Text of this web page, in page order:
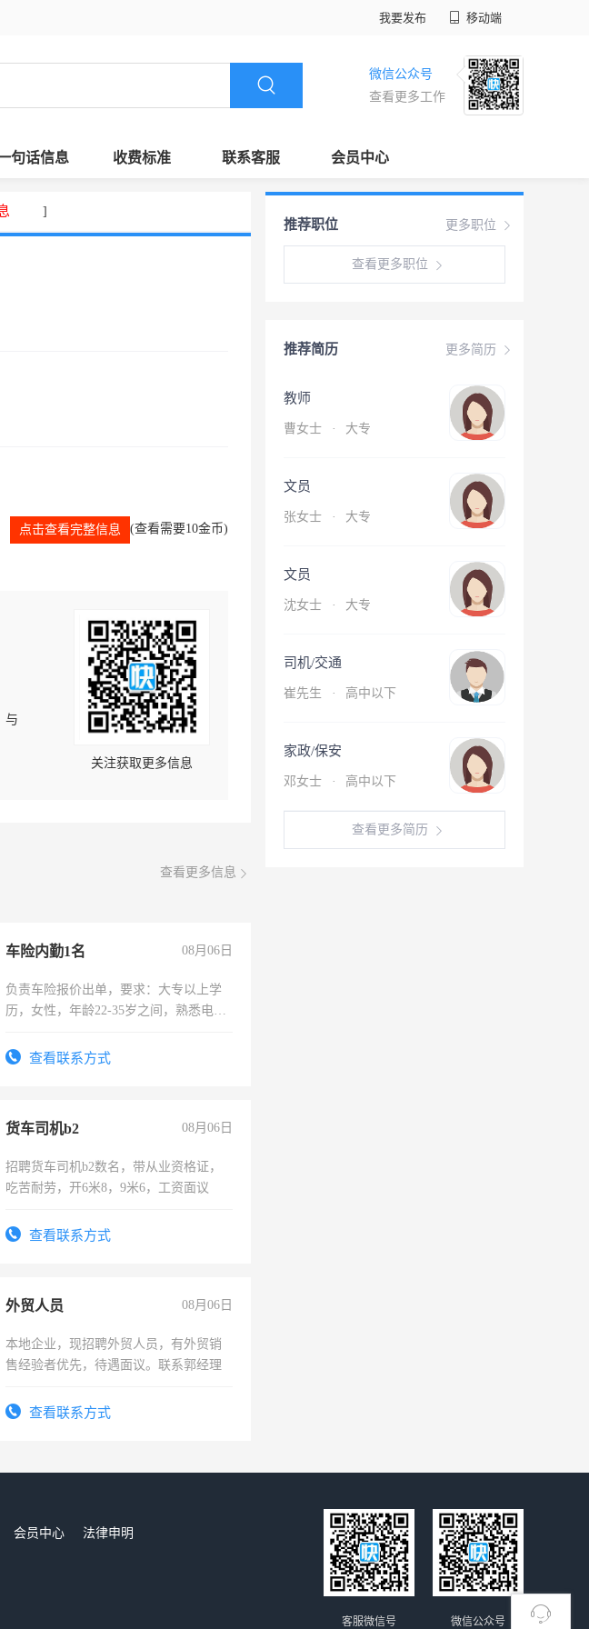
我要发布 移动端
微信公众号
查看更多工作
句话信息 收费标准 联系客服 会员中心
]
点击查看完整信息 (查看需要10金币)
与
关注获取更多信息
查看更多信息
车险内勤1名 08月06日
负责车险报价出单，要求：大专以上学
历，女性，年龄22-35岁之间，熟悉电脑
试用期1-3个月，转正后交纳五险，
查看联系方式
货车司机b2 08月06日
招聘货车司机b2数名，带从业资格证，
吃苦耐劳，开6米8，9米6，工资面议
查看联系方式
外贸人员 08月06日
本地企业，现招聘外贸人员，有外贸销
售经验者优先，待遇面议。联系郭经理
查看联系方式
更多职位
推荐职位
查看更多职位
更多简历
推荐简历
教师
曹女士 · 大专
文员
张女士 · 大专
文员
沈女士 · 大专
司机/交通
崔先生 · 高中以下
家政/保安
邓女士 · 高中以下
查看更多简历
会员中心
法律申明
微信公众号
客服微信号